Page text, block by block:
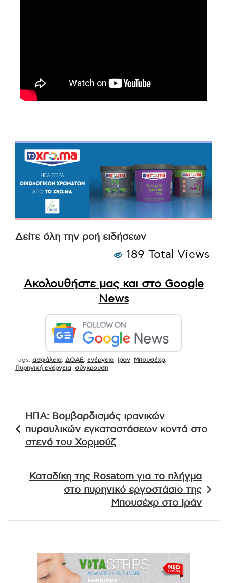
Δείτε όλη την ροή ειδήσεων
189 Total Views
Ακολουθήστε μας και στο Google
News
Tags: ασφάλεια ΔΟΑΕ ενέργεια Ιραν Μπουσέχρ,
Πυρηνική ενέργεια σύγκρουση
άρθρων
ΗΠΑ: Βομβαρδισμός ιρανικών
πυραυλικών εγκαταστάσεων κοντά στο
στενό του Χορμούζ
Καταδίκη της Rosatom για το πλήγμα
στο πυρηνικό εργοστάσιο της
Μπουσέχρ στο Ιράν